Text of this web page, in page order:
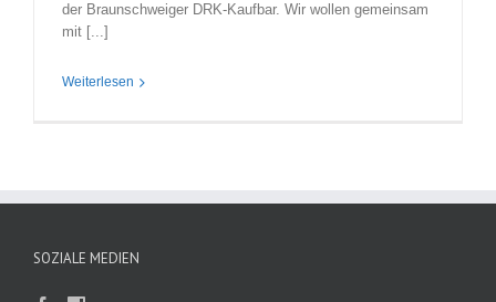
der Braunschweiger DRK-Kaufbar. Wir wollen gemeinsam
mit [...]
Weiterlesen
SOZIALE MEDIEN